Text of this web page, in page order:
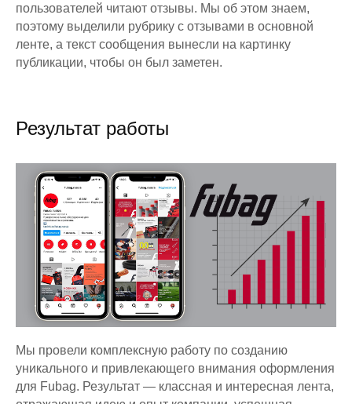
пользователей читают отзывы. Мы об этом знаем,
поэтому выделили рубрику с отзывами в основной
ленте, а текст сообщения вынесли на картинку
публикации, чтобы он был заметен.
Результат работы
Мы провели комплексную работу по созданию
уникального и привлекающего внимания оформления
для Fubag. Результат — классная и интересная лента,